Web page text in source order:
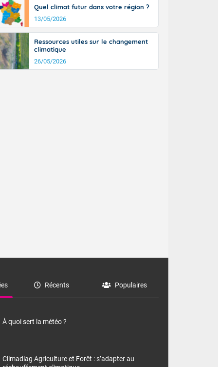
valeurs
Quel climat futur dans votre région ?
13/05/2026
Ressources utiles sur le changement
climatique
26/05/2026
Récents Populaires
À quoi sert la météo ?
Climadiag Agriculture et Forêt : s’adapter au